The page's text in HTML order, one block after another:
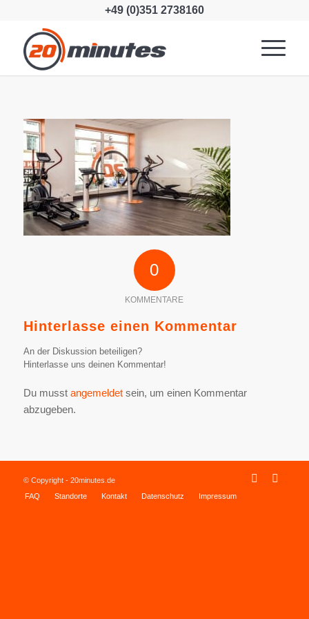
+49 (0)351 2738160
0
KOMMENTARE
Hinterlasse einen Kommentar
An der Diskussion beteiligen?
Hinterlasse uns deinen Kommentar!
Du musst angemeldetsein, um einen Kommentar
abzugeben.
© Copyright - 20minutes.de
FAQ
Standorte Kontakt Datenschutz Impressum